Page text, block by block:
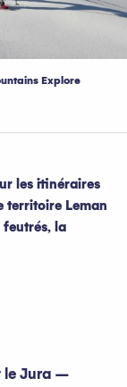
Explore
les itinéraires
territoire Leman
la
aux
le Jura –